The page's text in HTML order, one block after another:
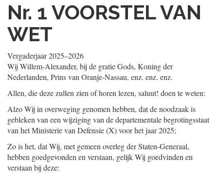
Nr. 1 VOORSTEL VAN
WET
Vergaderjaar 2025‒2026
Wij Willem-Alexander, bij de gratie Gods, Koning der
Nederlanden, Prins van Oranje-Nassau, enz. enz. enz.
Allen, die deze zullen zien of horen lezen, saluut! doen te weten:
Alzo Wij in overweging genomen hebben, dat de noodzaak is
gebleken van een wijziging van de departementale begrotingsstaat
van het Ministerie van Defensie (X) voor het jaar 2025;
Zo is het, dat Wij, met gemeen overleg der Staten-Generaal,
hebben goedgevonden en verstaan, gelijk Wij goedvinden en
verstaan bij deze: